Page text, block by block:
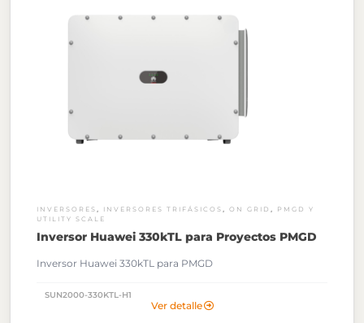
INVERSORES INVERSORES TRIFÁSICOS ON GRID
PMGD Y
UTILITY SCALE
Inversor Huawei 330kTL para Proyectos PMGD
Inversor Huawei 330kTL para PMGD
SUN2000-330KTL-H1
Ver detalle